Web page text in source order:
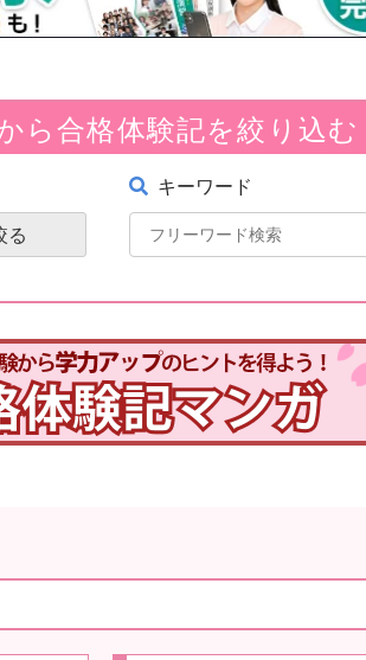
ら合格体験記を絞り込む
る
キーワード